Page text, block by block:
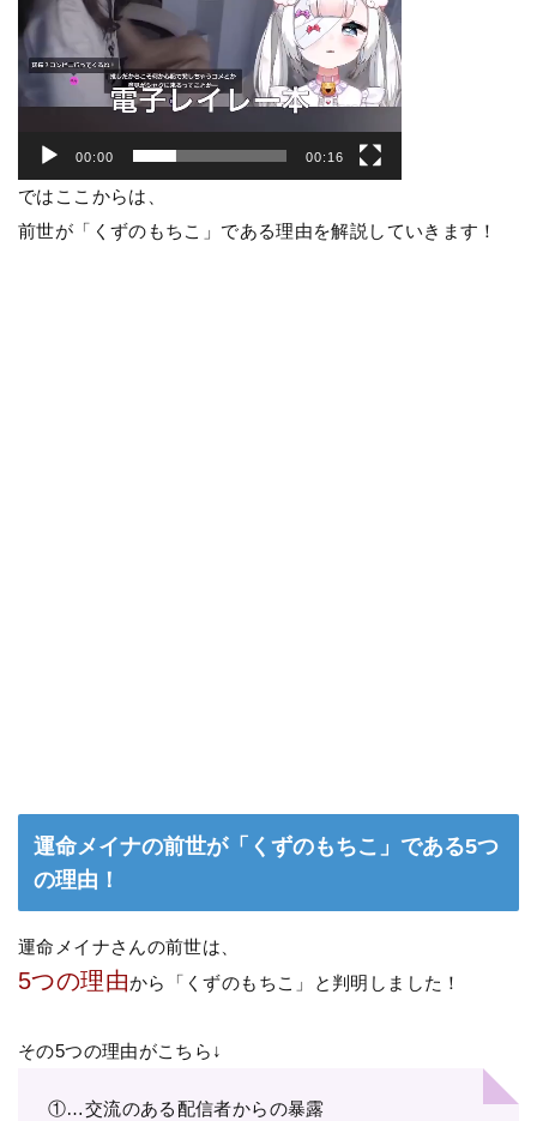
00:00 00:16
ではここからは、
前世が「くずのもちこ」である理由を解説していきます！
運命メイナの前世が「くずのもちこ」である5つ
の理由！
運命メイナさんの前世は、
5つの理由から「くずのもちこ」と判明しました！
その5つの理由がこちら↓
①…交流のある配信者からの暴露